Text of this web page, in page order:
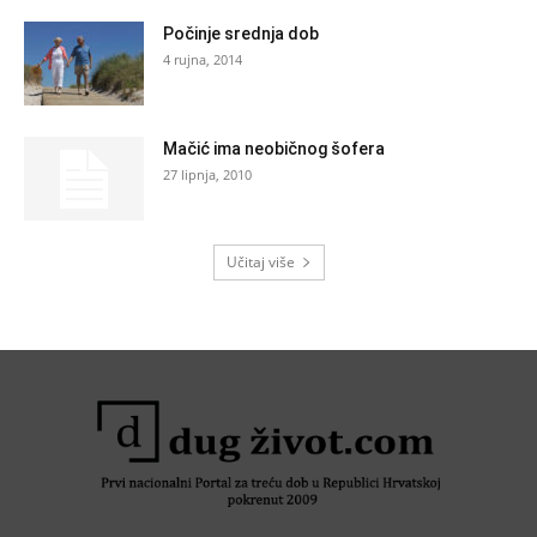
Počinje srednja dob
4 rujna, 2014
Mačić ima neobičnog šofera
27 lipnja, 2010
Učitaj više